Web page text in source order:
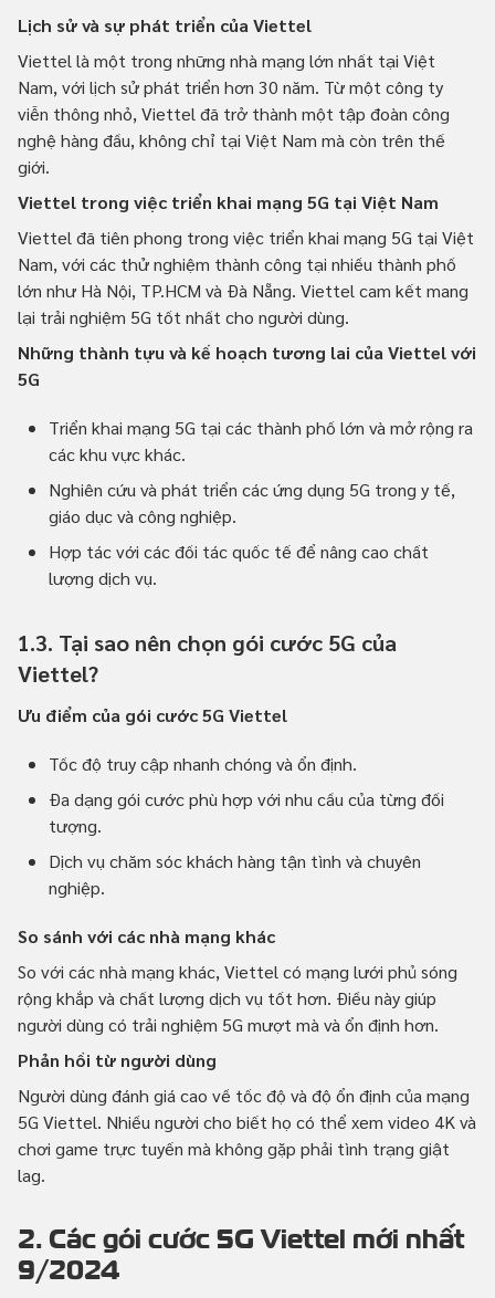
Lịch sử và sự phát triển của Viettel
Viettel là một trong những nhà mạng lớn nhất tại Việt
Nam, với lịch sử phát triển hơn 30 năm. Từ một công ty
viễn thông nhỏ, Viettel đã trở thành một tập đoàn công
nghệ hàng đầu, không chỉ tại Việt Nam mà còn trên thế
giới.
Viettel trong việc triển khai mạng 5G tại Việt Nam
Viettel đã tiên phong trong việc triển khai mạng 5G tại Việt
Nam, với các thử nghiệm thành công tại nhiều thành phố
lớn như Hà Nội, TP.HCM và Đà Nẵng. Viettel cam kết mang
lại trải nghiệm 5G tốt nhất cho người dùng.
Những thành tựu và kế hoạch tương lai của Viettel với
5G
Triển khai mạng 5G tại các thành phố lớn và mở rộng ra
các khu vực khác.
Nghiên cứu và phát triển các ứng dụng 5G trong y tế,
giáo dục và công nghiệp.
Hợp tác với các đối tác quốc tế để nâng cao chất
lượng dịch vụ.
1.3. Tại sao nên chọn gói cước 5G của
Viettel?
Ưu điểm của gói cước 5G Viettel
Tốc độ truy cập nhanh chóng và ổn định.
Đa dạng gói cước phù hợp với nhu cầu của từng đối
tượng.
Dịch vụ chăm sóc khách hàng tận tình và chuyên
nghiệp.
So sánh với các nhà mạng khác
So với các nhà mạng khác, Viettel có mạng lưới phủ sóng
rộng khắp và chất lượng dịch vụ tốt hơn. Điều này giúp
người dùng có trải nghiệm 5G mượt mà và ổn định hơn.
Phản hồi từ người dùng
Người dùng đánh giá cao về tốc độ và độ ổn định của mạng
5G Viettel. Nhiều người cho biết họ có thể xem video 4K và
chơi game trực tuyến mà không gặp phải tình trạng giật
lag.
2. Các gói cước 5G Viettel mới nhất
9/2024